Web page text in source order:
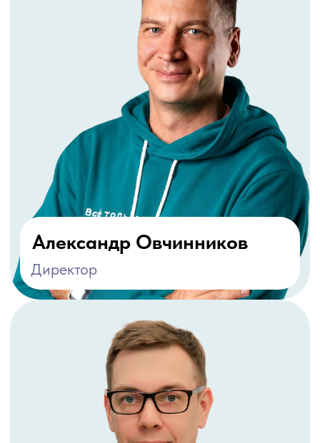
Помогаем быстро находить
и интегрировать разработчиков любого
стека, в том числе с уникальной
экспертизой в 1С и современных
Консультацию
по стратегии найма
— обсудим подходы
к решению ваших задач
Обзор рынка
по вашим ролям
— актуальная аналитика
доступности кандидатов
Пилотный проект
— протестируем
эффективность на одной